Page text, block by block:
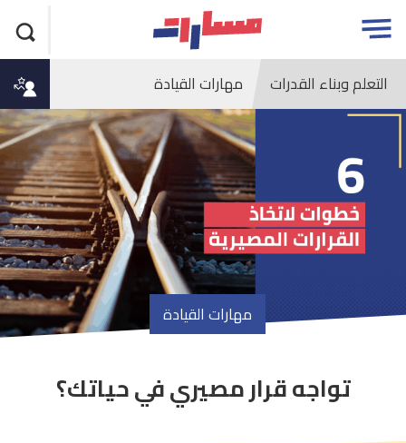
تجاوز
الاعلان
Open
menu
التعلم وبناء القدرات مهارات القيادة
مهارات القيادة
article
comment
تواجه قرار مصيري في حياتك؟